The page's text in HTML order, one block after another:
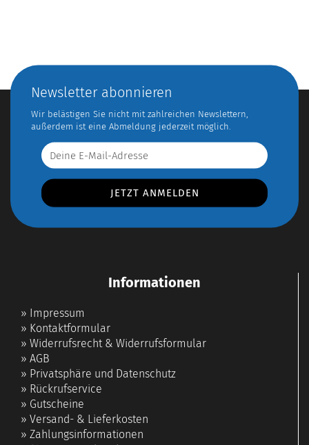
Newsletter abonnieren
Wir belästigen Sie nicht mit zahlreichen Newslettern,
außerdem ist eine Abmeldung jederzeit möglich.
Informationen
» Impressum
» Kontaktformular
» Widerrufsrecht & Widerrufsformular
» AGB
» Privatsphäre und Datenschutz
» Rückrufservice
» Gutscheine
» Versand- & Lieferkosten
» Zahlungsinformationen